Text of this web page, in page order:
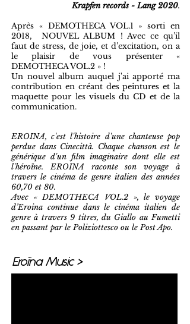
Krapfen records - Lang 2020.
Après « DEMOTHECA VOL.1 » sorti en
2018,NOUVEL ALBUM ! Avec ce qu’il
faut de stress, de joie, et d’excitation, on a
le plaisir de vous présenter «
DEMOTHECA VOL.2 » !
Un nouvel album auquel j'ai apporté ma
contribution en créant des peintures et la
maquette pour les visuels du CD et de la
communication.
EROINA, c'est l'histoire d'une chanteuse pop
perdue dans Cinecittà. Chaque chanson est le
générique d'un film imaginaire dont elle est
l'héroïne. EROINA raconte son voyage à
travers le cinéma de genre italien des années
60,70 et 80.
Avec « DEMOTHECA VOL.2 », le voyage
d’Eroina continue dans le cinéma italien de
genre à travers 9 titres, du Giallo au Fumetti
en passant par le Poliziottesco ou le Post Apo.
Eroïna Music >